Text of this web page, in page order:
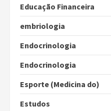
Educação Financeira
embriologia
Endocrinologia
Endocrinologia
Esporte (Medicina do)
Estudos